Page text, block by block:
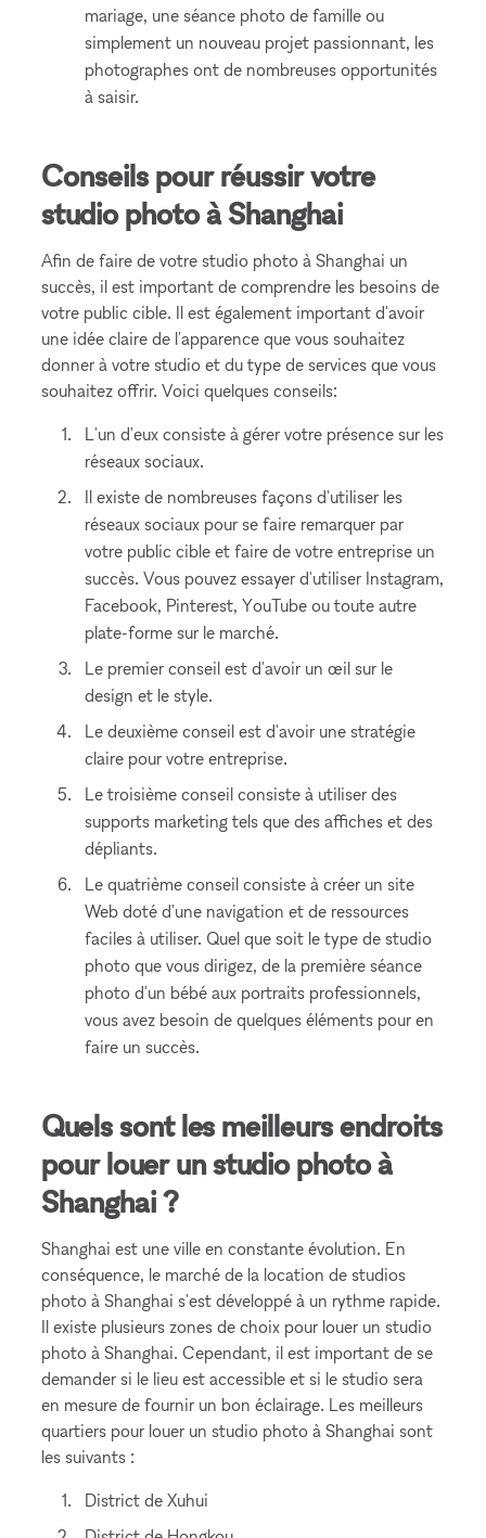
mariage, une séance photo de famille ou
simplement un nouveau projet passionnant, les
photographes ont de nombreuses opportunités
à saisir.
Conseils pour réussir votre
studio photo à Shanghai
Afin de faire de votre studio photo à Shanghai un
succès, il est important de comprendre les besoins de
votre public cible. Il est également important d'avoir
une idée claire de l'apparence que vous souhaitez
donner à votre studio et du type de services que vous
souhaitez offrir. Voici quelques conseils:
L'un d'eux consiste à gérer votre présence sur les
réseaux sociaux.
Il existe de nombreuses façons d'utiliser les
réseaux sociaux pour se faire remarquer par
votre public cible et faire de votre entreprise un
succès. Vous pouvez essayer d'utiliser Instagram,
Facebook, Pinterest, YouTube ou toute autre
plate-forme sur le marché.
Le premier conseil est d'avoir un œil sur le
design et le style.
Le deuxième conseil est d'avoir une stratégie
claire pour votre entreprise.
Le troisième conseil consiste à utiliser des
supports marketing tels que des affiches et des
dépliants.
Le quatrième conseil consiste à créer un site
Web doté d'une navigation et de ressources
faciles à utiliser. Quel que soit le type de studio
photo que vous dirigez, de la première séance
photo d'un bébé aux portraits professionnels,
vous avez besoin de quelques éléments pour en
faire un succès.
Quels sont les meilleurs endroits
pour louer un studio photo à
Shanghai ?
Shanghai est une ville en constante évolution. En
conséquence, le marché de la location de studios
photo à Shanghai s'est développé à un rythme rapide.
Il existe plusieurs zones de choix pour louer un studio
photo à Shanghai. Cependant, il est important de se
demander si le lieu est accessible et si le studio sera
en mesure de fournir un bon éclairage. Les meilleurs
quartiers pour louer un studio photo à Shanghai sont
les suivants :
District de Xuhui